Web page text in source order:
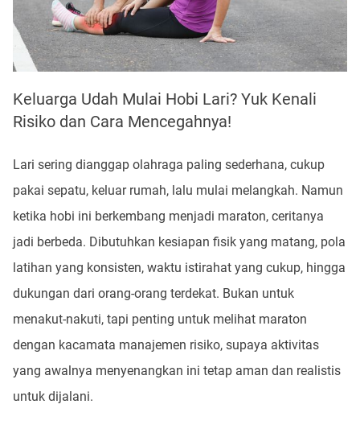
Keluarga Udah Mulai Hobi Lari? Yuk Kenali
Risiko dan Cara Mencegahnya!
Lari sering dianggap olahraga paling sederhana, cukup
pakai sepatu, keluar rumah, lalu mulai melangkah. Namun
ketika hobi ini berkembang menjadi maraton, ceritanya
jadi berbeda. Dibutuhkan kesiapan fisik yang matang, pola
latihan yang konsisten, waktu istirahat yang cukup, hingga
dukungan dari orang-orang terdekat. Bukan untuk
menakut-nakuti, tapi penting untuk melihat maraton
dengan kacamata manajemen risiko, supaya aktivitas
yang awalnya menyenangkan ini tetap aman dan realistis
untuk dijalani.